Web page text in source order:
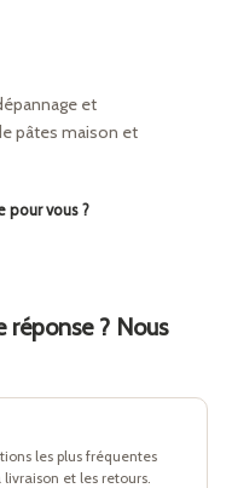
et
pâtes maison et
pour vous ?
réponse ? Nous
les plus fréquentes
et les retours.